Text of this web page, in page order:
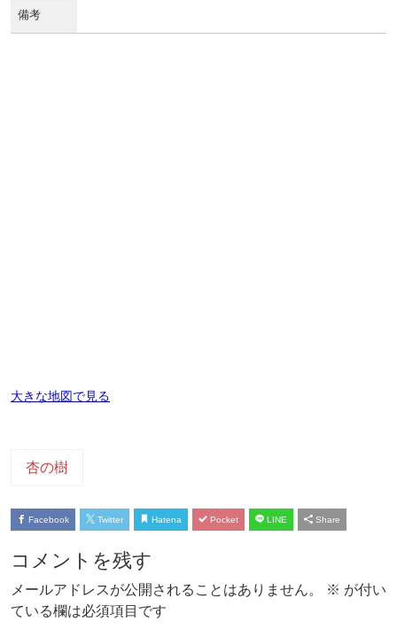
備考
大きな地図で見る
杏の樹
Facebook Twitter Hatena Pocket LINE Share
コメントを残す
メールアドレスが公開されることはありません。 ※ が付い
ている欄は必須項目です